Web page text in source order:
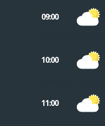
09:00
10:00
11:00